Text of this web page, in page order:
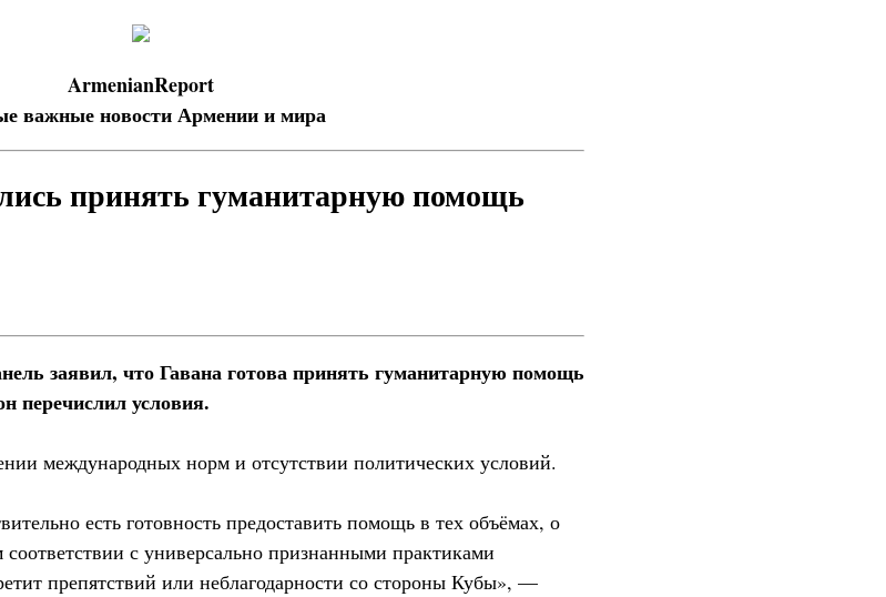
ArmenianReport
важные новости Армении и мира
принять гуманитарную помощь
заявил, что Гавана готова принять гуманитарную помощь
перечислил условия.
международных норм и отсутствии политических условий.
есть готовность предоставить помощь в тех объёмах, о
с универсально признанными практиками
препятствий или неблагодарности со стороны Кубы», —